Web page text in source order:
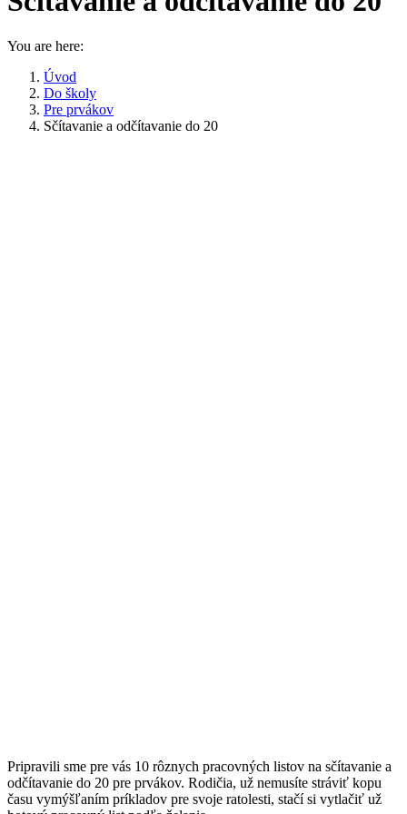
You are here:
Úvod
Do školy
Pre prvákov
Sčítavanie a odčítavanie do 20
Pripravili sme pre vás 10 rôznych pracovných listov na sčítavanie a
odčítavanie do 20 pre prvákov. Rodičia, už nemusíte stráviť kopu
času vymýšľaním príkladov pre svoje ratolesti, stačí si vytlačiť už